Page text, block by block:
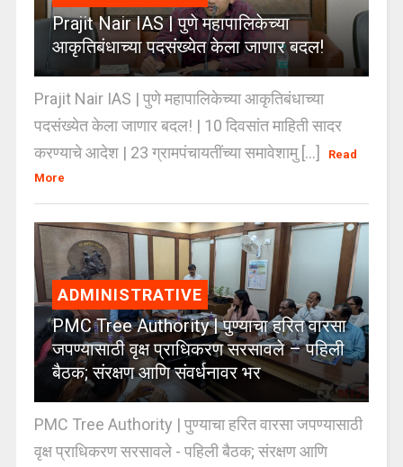
Prajit Nair IAS | पुणे महापालिकेच्या
आकृतिबंधाच्या पदसंख्येत केला जाणार बदल!
Prajit Nair IAS | पुणे महापालिकेच्या आकृतिबंधाच्या
पदसंख्येत केला जाणार बदल! | 10 दिवसांत माहिती सादर
करण्याचे आदेश | 23 ग्रामपंचायतींच्या समावेशामु [...]
Read
More
ADMINISTRATIVE
PMC Tree Authority | पुण्याचा हरित वारसा
जपण्यासाठी वृक्ष प्राधिकरण सरसावले – पहिली
बैठक; संरक्षण आणि संवर्धनावर भर
PMC Tree Authority | पुण्याचा हरित वारसा जपण्यासाठी
वृक्ष प्राधिकरण सरसावले - पहिली बैठक; संरक्षण आणि